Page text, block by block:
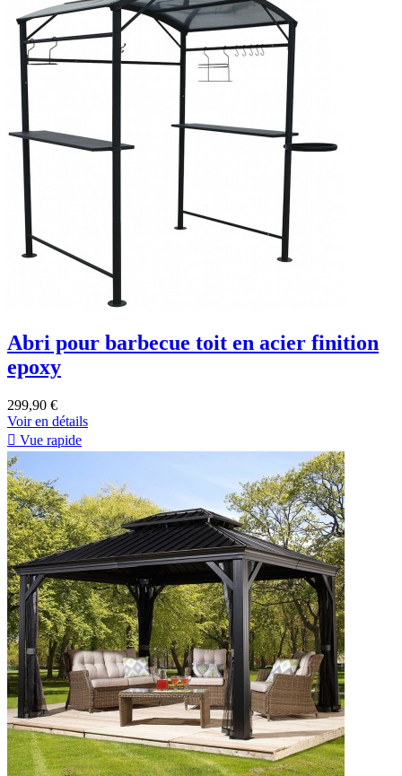
Abri pour barbecue toit en acier finition
epoxy
299,90 €
Voir en détails
 Vue rapide